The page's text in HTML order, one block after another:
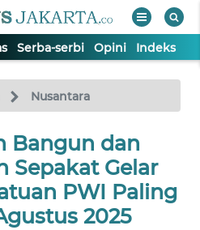
Serba-serbi Opini Indeks
Nusantara
Bangun dan
Sepakat Gelar
PWI Paling
2025